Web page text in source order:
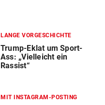
LANGE VORGESCHICHTE
Trump-Eklat um Sport-
Ass: „Vielleicht ein
Rassist“
MIT INSTAGRAM-POSTING